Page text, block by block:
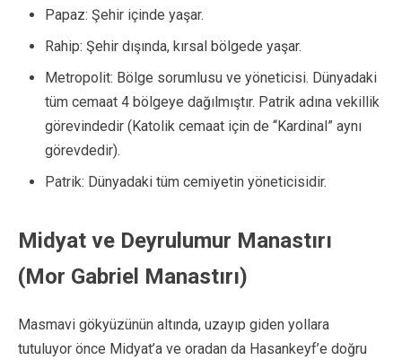
Papaz: Şehir içinde yaşar.
Rahip: Şehir dışında, kırsal bölgede yaşar.
Metropolit: Bölge sorumlusu ve yöneticisi. Dünyadaki
tüm cemaat 4 bölgeye dağılmıştır. Patrik adına vekillik
görevindedir (Katolik cemaat için de “Kardinal” aynı
görevdedir).
Patrik: Dünyadaki tüm cemiyetin yöneticisidir.
Midyat ve Deyrulumur Manastırı
(Mor Gabriel Manastırı)
Masmavi gökyüzünün altında, uzayıp giden yollara
tutuluyor önce Midyat’a ve oradan da Hasankeyf’e doğru